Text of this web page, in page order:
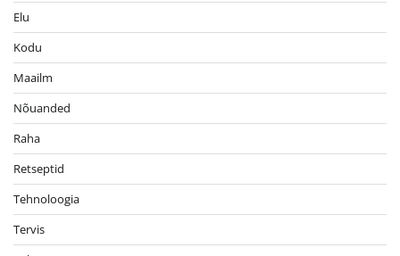
Elu
Kodu
Maailm
Nõuanded
Raha
Retseptid
Tehnoloogia
Tervis